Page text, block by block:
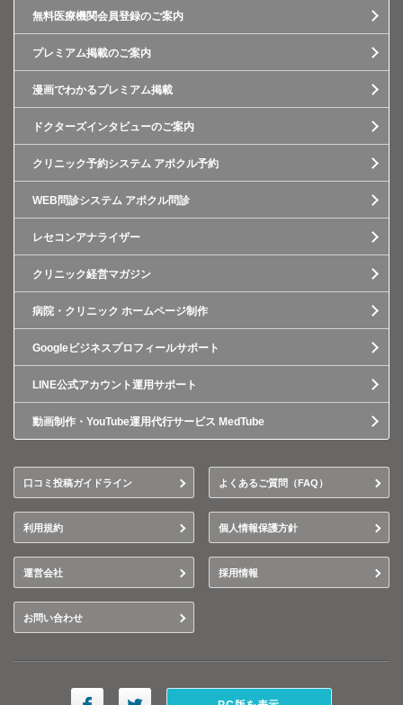
無料医療機関会員登録のご案内
プレミアム掲載のご案内
漫画でわかるプレミアム掲載
ドクターズインタビューのご案内
クリニック予約システム アポクル予約
WEB問診システム アポクル問診
レセコンアナライザー
クリニック経営マガジン
病院・クリニック ホームページ制作
Googleビジネスプロフィールサポート
LINE公式アカウント運用サポート
動画制作・YouTube運用代行サービス MedTube
口コミ投稿ガイドライン よくあるご質問（FAQ）
利用規約 個人情報保護方針
運営会社 採用情報
お問い合わせ